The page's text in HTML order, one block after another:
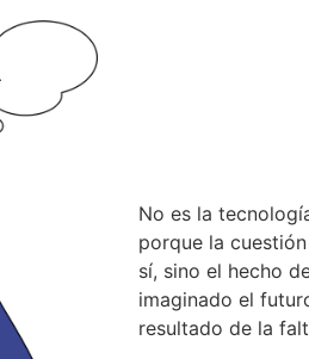
No es la
porque la
sí, sino el hecho
imaginado el
resultado de la